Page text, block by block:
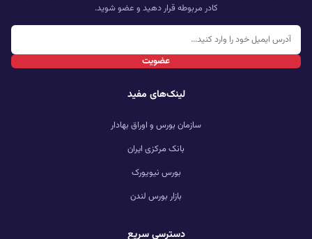
کادر مربوطه قرار دهید و عضو شوید.
عضویت
لینک‌های مفید
سازمان بورس و اوراق بهادار
بانک مرکزی ایران
بورس نیویورک
بازار بورس لندن
دسترسی سریع